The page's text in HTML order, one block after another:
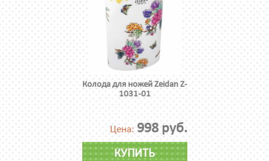
Колода для ножей Zeidan Z-
1031-01
Цена: 998 руб.
КУПИТЬ